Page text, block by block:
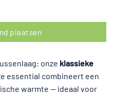
plaatsen
onze klassieke
essential combineert een
warmte — ideaal voor